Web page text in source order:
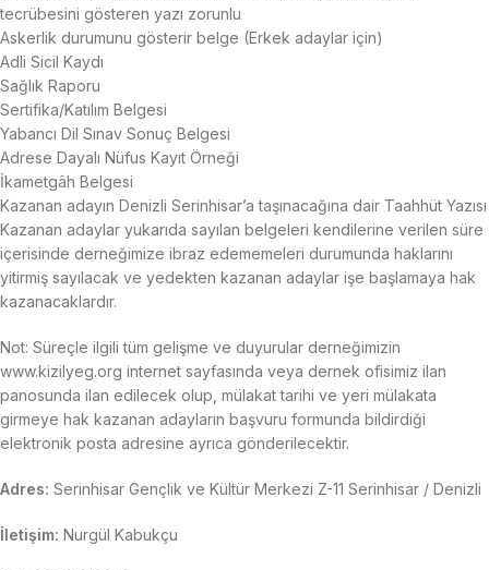
tecrübesini gösteren yazı zorunlu
Askerlik durumunu gösterir belge (Erkek adaylar için)
Adli Sicil Kaydı
Sağlık Raporu
Sertifika/Katılım Belgesi
Yabancı Dil Sınav Sonuç Belgesi
Adrese Dayalı Nüfus Kayıt Örneği
İkametgâh Belgesi
Kazanan adayın Denizli Serinhisar’a taşınacağına dair Taahhüt Yazısı
Kazanan adaylar yukarıda sayılan belgeleri kendilerine verilen süre
içerisinde derneğimize ibraz edememeleri durumunda haklarını
yitirmiş sayılacak ve yedekten kazanan adaylar işe başlamaya hak
kazanacaklardır.
Not: Süreçle ilgili tüm gelişme ve duyurular derneğimizin
www.kizilyeg.org internet sayfasında veya dernek ofisimiz ilan
panosunda ilan edilecek olup, mülakat tarihi ve yeri mülakata
girmeye hak kazanan adayların başvuru formunda bildirdiği
elektronik posta adresine ayrıca gönderilecektir.
Adres: Serinhisar Gençlik ve Kültür Merkezi Z-11 Serinhisar / Denizli
İletişim: Nurgül Kabukçu